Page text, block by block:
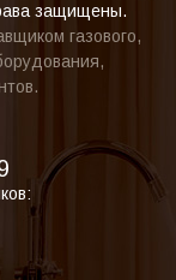
защищены.
газового,